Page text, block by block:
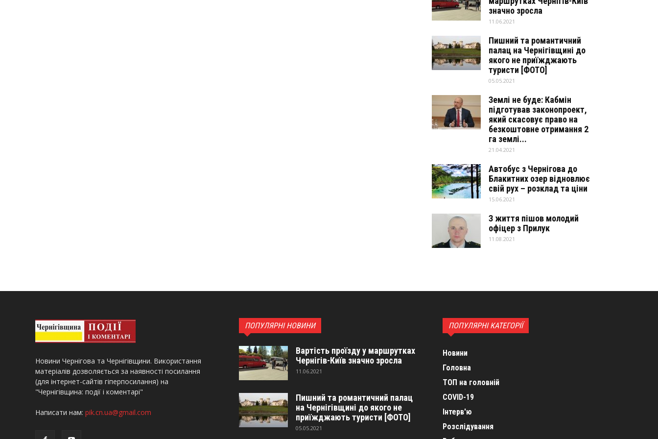
значно зросла
11.06.2021
Пишний та романтичний
палац на Чернігівщині до
якого не приїжджають
туристи [ФОТО]
05.05.2021
Землі не буде: Кабмін
підготував законопроект,
який скасовує право на
безкоштовне отримання 2
га землі...
21.04.2021
Автобус з Чернігова до
Блакитних озер відновлює
свій рух – розклад та ціни
15.06.2021
З життя пішов молодий
офіцер з Прилук
11.08.2021
Новини Чернігова та Чернігівщини. Використання
матеріалів дозволяється за наявності посилання
(для інтернет-сайтів гіперпосилання) на
"Чернігівщина: події і коментарі"
Написати нам: pik.cn.ua@gmail.com
ПОПУЛЯРНІ НОВИНИ
Вартість проїзду у маршрутках
Чернігів-Київ значно зросла
11.06.2021
Пишний та романтичний палац
на Чернігівщині до якого не
приїжджають туристи [ФОТО]
05.05.2021
ПОПУЛЯРНІ КАТЕГОРІЇ
Новини
Головна
ТОП на головній
COVID-19
Інтерв'ю
Розслідування